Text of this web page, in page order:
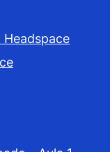
Headspace